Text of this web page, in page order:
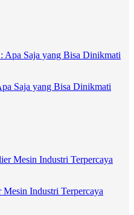
Saja yang Bisa Dinikmati
Industri Terpercaya